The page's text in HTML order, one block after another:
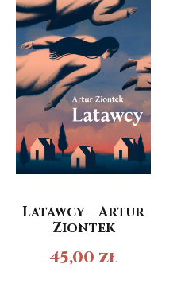
Latawcy – Artur
Ziontek
45,00 zł